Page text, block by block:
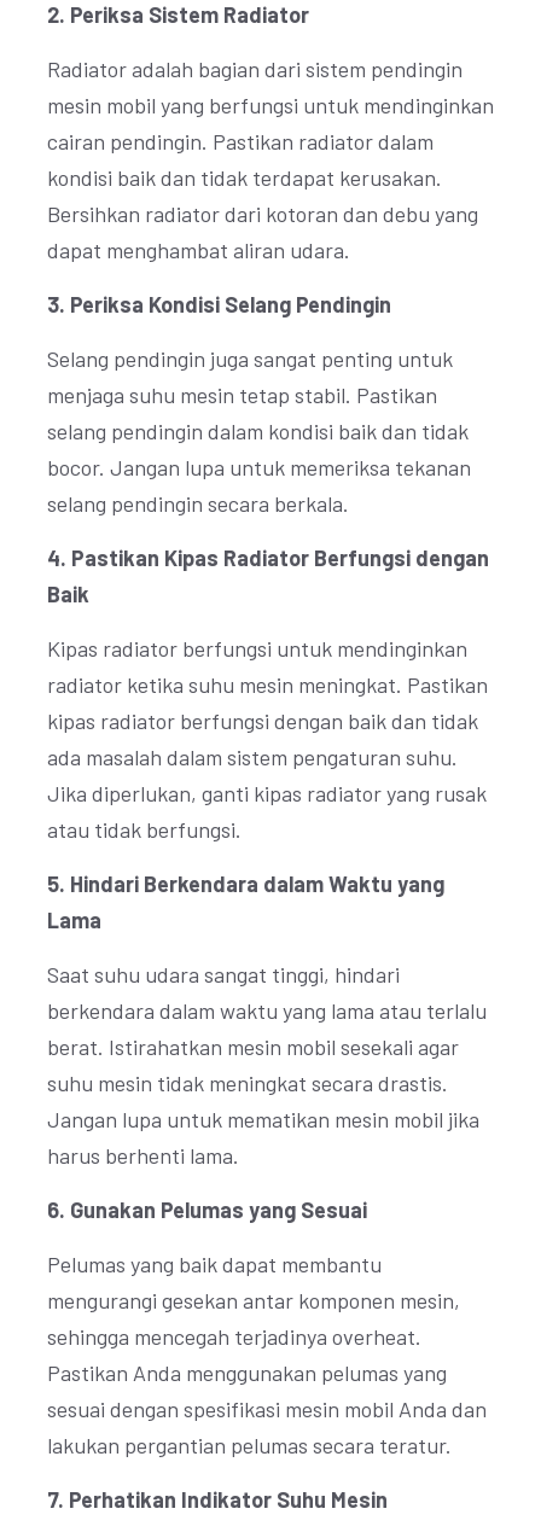
2. Periksa Sistem Radiator
Radiator adalah bagian dari sistem pendingin
mesin mobil yang berfungsi untuk mendinginkan
cairan pendingin. Pastikan radiator dalam
kondisi baik dan tidak terdapat kerusakan.
Bersihkan radiator dari kotoran dan debu yang
dapat menghambat aliran udara.
3. Periksa Kondisi Selang Pendingin
Selang pendingin juga sangat penting untuk
menjaga suhu mesin tetap stabil. Pastikan
selang pendingin dalam kondisi baik dan tidak
bocor. Jangan lupa untuk memeriksa tekanan
selang pendingin secara berkala.
4. Pastikan Kipas Radiator Berfungsi dengan
Baik
Kipas radiator berfungsi untuk mendinginkan
radiator ketika suhu mesin meningkat. Pastikan
kipas radiator berfungsi dengan baik dan tidak
ada masalah dalam sistem pengaturan suhu.
Jika diperlukan, ganti kipas radiator yang rusak
atau tidak berfungsi.
5. Hindari Berkendara dalam Waktu yang
Lama
Saat suhu udara sangat tinggi, hindari
berkendara dalam waktu yang lama atau terlalu
berat. Istirahatkan mesin mobil sesekali agar
suhu mesin tidak meningkat secara drastis.
Jangan lupa untuk mematikan mesin mobil jika
harus berhenti lama.
6. Gunakan Pelumas yang Sesuai
Pelumas yang baik dapat membantu
mengurangi gesekan antar komponen mesin,
sehingga mencegah terjadinya overheat.
Pastikan Anda menggunakan pelumas yang
sesuai dengan spesifikasi mesin mobil Anda dan
lakukan pergantian pelumas secara teratur.
7. Perhatikan Indikator Suhu Mesin